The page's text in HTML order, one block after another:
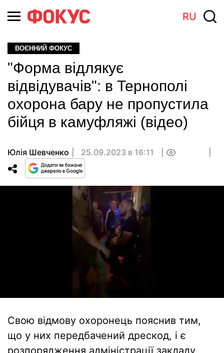
RU
ВОЄННИЙ ФОКУС
"Форма відлякує
відвідувачів": в Тернополі
охорона бару не пропустила
бійця в камуфляжі (відео)
Юлія Шевченко 25.09.2023 в 16:11
Свою відмову охоронець пояснив тим,
що у них передбачений дрескод, і є
розпорядження адміністрації закладу,